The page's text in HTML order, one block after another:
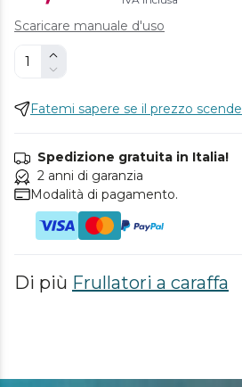
Scaricare manuale d'uso
Fatemi sapere se il prezzo scende
Spedizione gratuita in Italia!
2 anni di garanzia
Modalità di pagamento.
Di più Frullatori a caraffa